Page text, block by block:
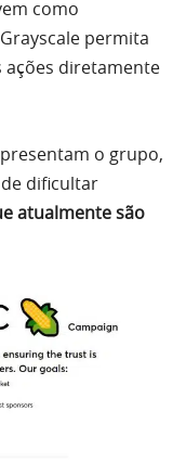
como
permita
diretamente
o grupo,
dificultar
atualmente são